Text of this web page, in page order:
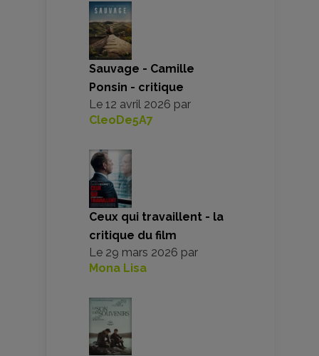
Sauvage - Camille
Ponsin - critique
Le 12 avril 2026 par
CleoDe5A7
Ceux qui travaillent - la
critique du film
Le 29 mars 2026 par
Mona Lisa